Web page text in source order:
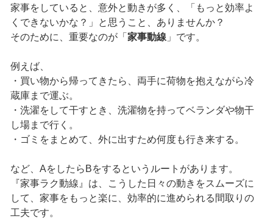
家事をしていると、意外と動きが多く、「もっと効率よ
くできないかな？」と思うこと、ありませんか？
そのために、重要なのが「 家事動線」です。
例えば、
・買い物から帰ってきたら、両手に荷物を抱えながら冷
蔵庫まで運ぶ。
・洗濯をして干すとき、洗濯物を持ってベランダや物干
し場まで行く。
・ゴミをまとめて、外に出すため何度も行き来する。
など、AをしたらBをするというルートがあります。
『家事ラク動線』は、こうした日々の動きをスムーズに
して、家事をもっと楽に、効率的に進められる間取りの
工夫です。